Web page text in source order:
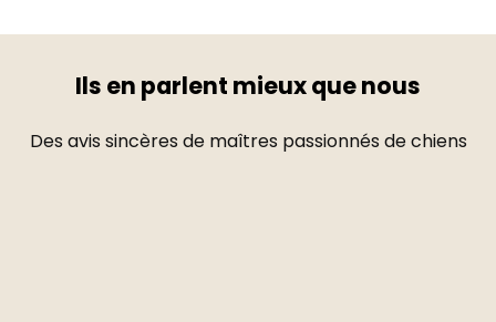
Ils en parlent mieux que nous
Des avis sincères de maîtres passionnés de chiens